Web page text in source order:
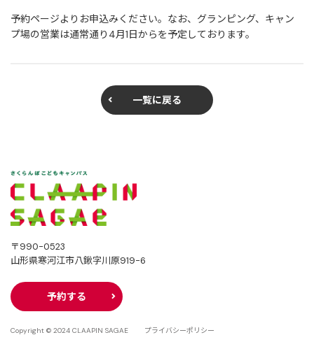
予約ページよりお申込みください。なお、グランピング、キャン
プ場の営業は通常通り4月1日からを予定しております。
一覧に戻る
〒990-0523
山形県寒河江市八鍬字川原919-6
予約する
Copyright © 2024 CLAAPIN SAGAE プライバシーポリシー